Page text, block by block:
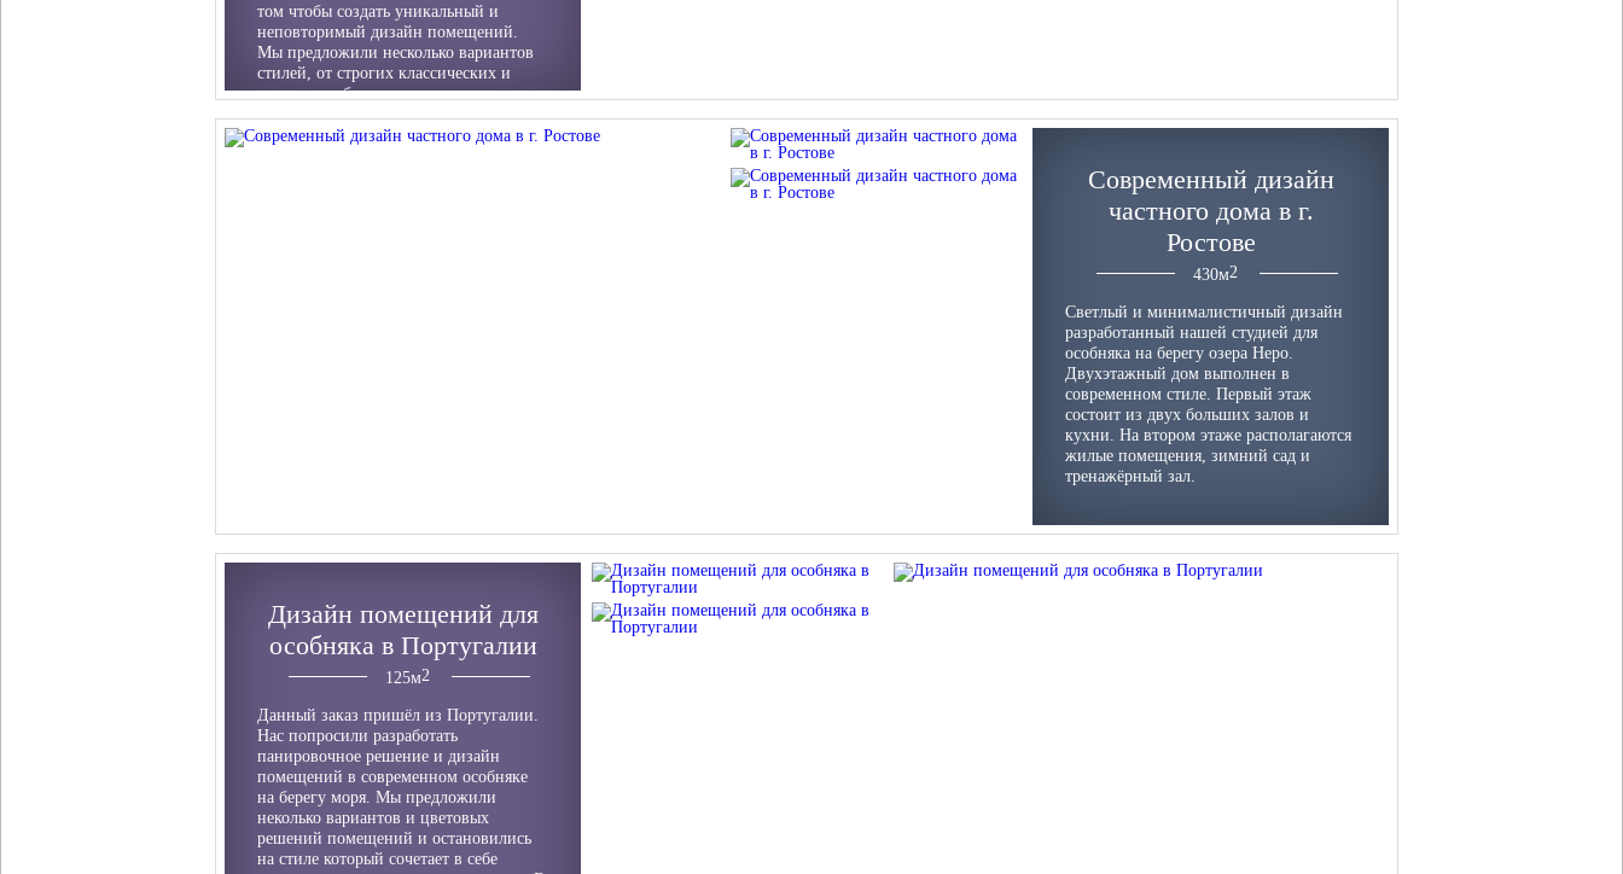
том чтобы создать уникальный и
неповторимый дизайн помещений.
Мы предложили несколько вариантов
стилей, от строгих классических и
заканчивая более авангардными.
Современный дизайн
частного дома в г.
Ростове
430м
Светлый и минималистичный дизайн
разработанный нашей студией для
особняка на берегу озера Неро.
Двухэтажный дом выполнен в
современном стиле. Первый этаж
состоит из двух больших залов и
кухни. На втором этаже располагаются
жилые помещения, зимний сад и
тренажёрный зал.
Дизайн помещений для
особняка в Португалии
125м
Данный заказ пришёл из Португалии.
Нас попросили разработать
панировочное решение и дизайн
помещений в современном особняке
на берегу моря. Мы предложили
неколько вариантов и цветовых
решений помещений и остановились
на стиле который сочетает в себе